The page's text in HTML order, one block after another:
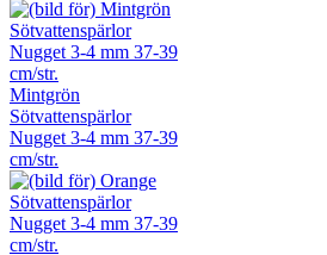
Mintgrön
Sötvattenspärlor
Nugget 3-4 mm 37-39
cm/str.